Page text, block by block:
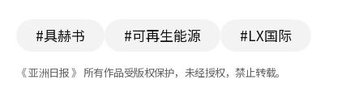
#具赫书 #可再生能源 #LX国际
《 亚洲日报 》 所有作品受版权保护，未经授权，禁止转载。